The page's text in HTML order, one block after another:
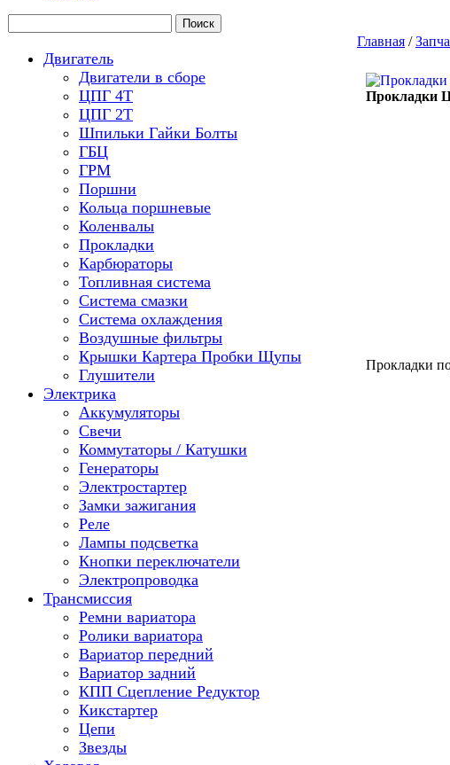
Двигатель
Двигатели в сборе
ЦПГ 4Т
ЦПГ 2Т
Шпильки Гайки Болты
ГБЦ
ГРМ
Поршни
Кольца поршневые
Коленвалы
Прокладки
Карбюраторы
Топливная система
Система смазки
Система охлаждения
Воздушные фильтры
Крышки Картера Пробки Щупы
Глушители
Электрика
Аккумуляторы
Свечи
Коммутаторы / Катушки
Генераторы
Электростартер
Замки зажигания
Реле
Лампы подсветка
Кнопки переключатели
Электропроводка
Трансмиссия
Ремни вариатора
Ролики вариатора
Вариатор передний
Вариатор задний
КПП Сцепление Редуктор
Кикстартер
Цепи
Звезды
Главная /
Прокладки
Прокладки